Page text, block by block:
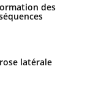
des
latérale